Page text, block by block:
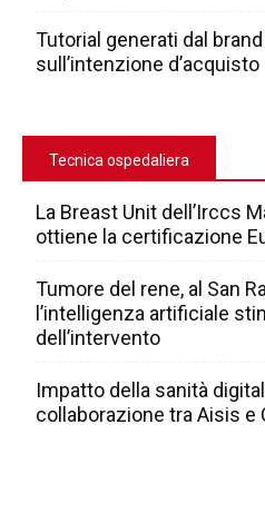
Tutorial generati dal
sull’intenzione d’acquisto
Tecnica ospedaliera
La Breast Unit dell’Irccs
ottiene la certificazione
Tumore del rene, al San
l’intelligenza artificiale
dell’intervento
Impatto della sanità
collaborazione tra Aisis e